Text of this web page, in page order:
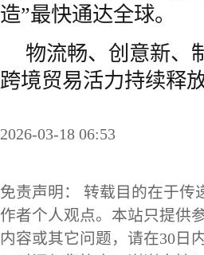
造”最快通达全球。
物流畅、创意新
跨境贸易活力持续释
2026-03-18 06:53
免责声明： 转载目的在于传
作者个人观点。本站只提供
内容或其它问题，请在30日